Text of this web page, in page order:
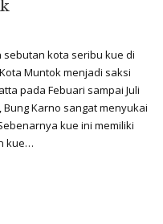
kota seribu kue di
Muntok menjadi saksi
pada Febuari sampai Juli
Karno sangat menyukai
kue ini memiliki
kue…